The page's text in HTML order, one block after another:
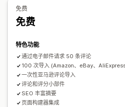
评论分发
分析
互动跟踪
免费
免费
特色功能
通过电子邮件请求 50 条评论
100 次导入 (Amazon、eBay、
一次性亚马逊评论导入
评论和评分小部件
SEO 丰富摘要
页面构建器集成